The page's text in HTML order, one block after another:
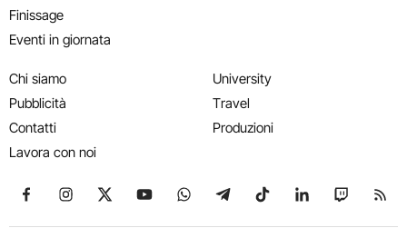
Finissage
Eventi in giornata
Chi siamo
Pubblicità
Contatti
Lavora con noi
University
Travel
Produzioni
Seguici su Facebook
Seguici su Instagram
Seguici su X
Seguici su YouTube
Seguici su WhatsApp
Seguici su Telegram
Seguici su TikTok
Seguici su
Seguici